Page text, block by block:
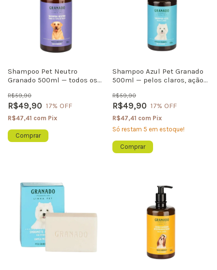
Shampoo Pet Neutro
Granado 500ml — todos os
perfuma suavemente
R$49,90
R$59,90
17% OFF
R$47,41 com Pix
Shampoo Azul Pet Granado
500ml — pelos claros, ação
R$49,90
R$59,90
17% OFF
R$47,41 com Pix
Só restam 5 em estoque!